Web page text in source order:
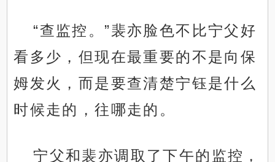
“查监控。”裴亦脸色不比宁父好
看多少，但现在最重要的不是向保
姆发火，而是要查清楚宁钰是什么
时候走的，往哪走的。
宁父和裴亦调取了下午的监控，